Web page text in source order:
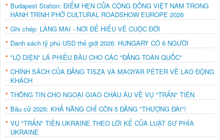
Budapest Station: ĐIỂM HẸN CỦA CỘNG ĐỒNG VIỆT NAM TRONG
HÀNH TRÌNH PHỞ CULTURAL ROADSHOW EUROPE 2026
Ghi chép: LÀNG MAI - NƠI ĐỂ HIỂU VỀ CUỘC ĐỜI
Danh sách tỷ phú USD thế giới 2026: HUNGARY CÓ 6 NGƯỜI
"LỘ DIỆN" LÁ PHIẾU BẦU CHO CÁC "ĐẢNG TOÀN QUỐC"
CHÍNH SÁCH CỦA ĐẢNG TISZA VÀ MAGYAR PÉTER VỀ LAO ĐỘNG
KHÁCH
THÔNG TIN CHO NGOẠI GIAO CHÂU ÂU VỀ VỤ "TRẤN" TIỀN
Bầu cử 2026: KHẢ NĂNG CHỈ CÒN 5 ĐẢNG "THƯỢNG ĐÀI"!
VỤ "TRẤN" TIỀN UKRAINE THEO LỜI KỂ CỦA LUẬT SƯ PHÍA
UKRAINE